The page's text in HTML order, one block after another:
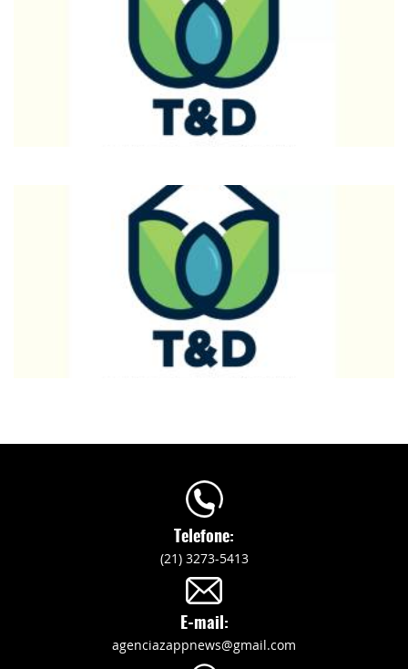
Telefone:
(21) 3273-5413
E-mail:
agenciazappnews@gmail.com